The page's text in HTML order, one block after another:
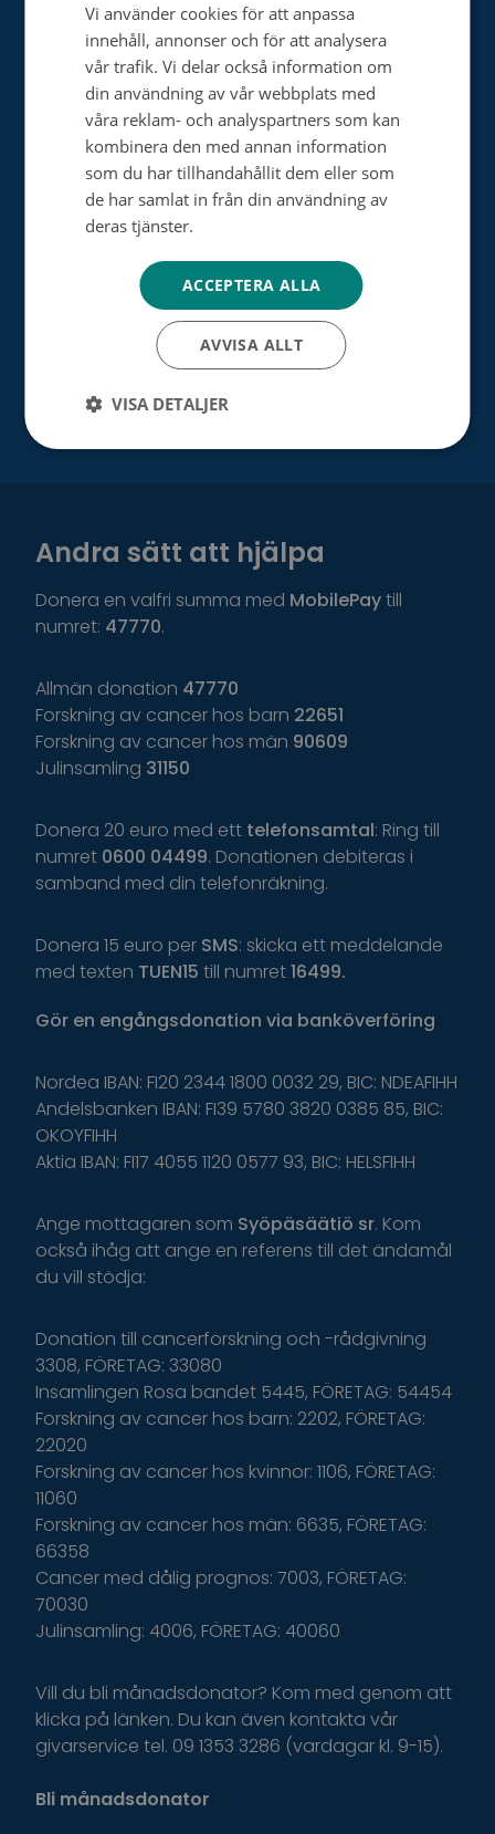
Välj ditt eget sätt att hjälpa
Bli månadsdonator
Engångsdonation
Bemärkelsedagsinsamling
Minnesgåva
Minnesinsamling
Dagsverkesinsamling
Testamentsdonation
Bli vår samarbetspartner
Andra sätt att hjälpa
Donera en valfri summa med MobilePaytill
numret: 47770.
Allmän donation 47770
Forskning av cancer hos barn 22651
Forskning av cancer hos män 90609
Julinsamling 31150
Donera 20 euro med ett telefonsamtal: Ring till
numret 0600 04499. Donationen debiteras i
samband med din telefonräkning.
Donera 15 euro per SMS: skicka ett meddelande
med texten TUEN15 till numret16499.
Gör en engångsdonation via banköverföring
Nordea IBAN: FI20 2344 1800 0032 29, BIC: NDEAFIHH
Andelsbanken IBAN: FI39 5780 3820 0385 85, BIC:
OKOYFIHH
Aktia IBAN: FI17 4055 1120 0577 93, BIC: HELSFIHH
Ange mottagaren som Syöpäsäätiö sr. Kom
också ihåg att ange en referens till det ändamål
du vill stödja:
Donation till cancerforskning och -rådgivning
3308, FÖRETAG: 33080
Insamlingen Rosa bandet 5445, FÖRETAG: 54454
Forskning av cancer hos barn: 2202, FÖRETAG:
22020
Forskning av cancer hos kvinnor: 1106, FÖRETAG:
11060
Forskning av cancer hos män: 6635, FÖRETAG:
66358
Cancer med dålig prognos: 7003, FÖRETAG:
70030
Julinsamling: 4006, FÖRETAG: 40060
Vill du bli månadsdonator? Kom med genom att
klicka på länken. Du kan även kontakta vår
givarservice tel. 09 1353 3286 (vardagar kl. 9-15).
Bli månadsdonator
Vi använder cookies för att anpassa
innehåll, annonser och för att analysera
vår trafik. Vi delar också information om
din användning av vår webbplats med
våra reklam- och analyspartners som kan
kombinera den med annan information
som du har tillhandahållit dem eller som
de har samlat in från din användning av
deras tjänster.
ACCEPTERA ALLA
AVVISA ALLT
VISA DETALJER